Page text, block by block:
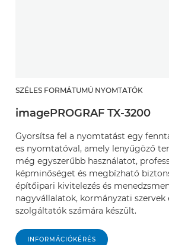
SZÉLES FORMÁTUMÚ NYOMTATÓK
imagePROGRAF TX-3200
Gyorsítsa fel a nyomtatást egy
es nyomtatóval, amely lenyűgöző
még egyszerűbb használatot,
képminőséget és megbízható
építőipari kivitelezés és
nagyvállalatok, kormányzati szervek
szolgáltatók számára készült.
INFORMÁCIÓKÉRÉS